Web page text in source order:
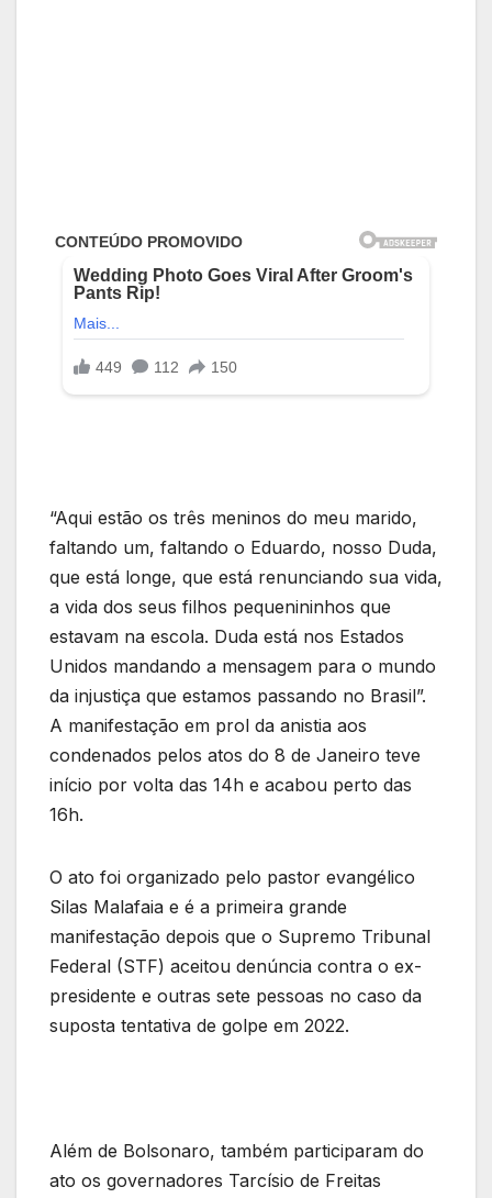
“Aqui estão os três meninos do meu marido,
faltando um, faltando o Eduardo, nosso Duda,
que está longe, que está renunciando sua vida,
a vida dos seus filhos pequenininhos que
estavam na escola. Duda está nos Estados
Unidos mandando a mensagem para o mundo
da injustiça que estamos passando no Brasil”.
A manifestação em prol da anistia aos
condenados pelos atos do 8 de Janeiro teve
início por volta das 14h e acabou perto das
16h.
O ato foi organizado pelo pastor evangélico
Silas Malafaia e é a primeira grande
manifestação depois que o Supremo Tribunal
Federal (STF) aceitou denúncia contra o ex-
presidente e outras sete pessoas no caso da
suposta tentativa de golpe em 2022.
Além de Bolsonaro, também participaram do
ato os governadores Tarcísio de Freitas